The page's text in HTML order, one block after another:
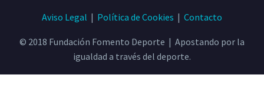
Aviso Legal | Política de Cookies | Contacto
© 2018 Fundación Fomento Deporte | Apostando por la
igualdad a través del deporte.